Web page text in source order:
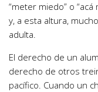
“meter miedo” o
y, a esta altura,
adulta.
El derecho de un
derecho de otros
pacífico. Cuando un